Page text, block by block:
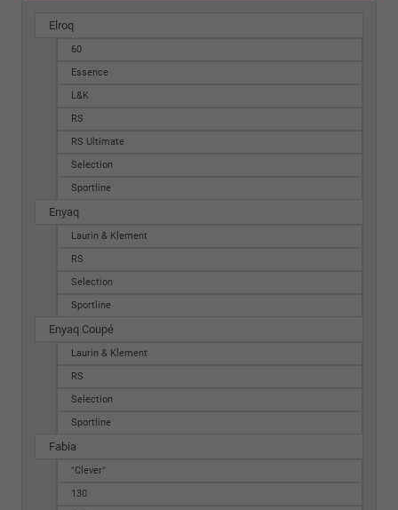
Elroq
60
Essence
L&K
RS
RS Ultimate
Selection
Sportline
Enyaq
Laurin & Klement
RS
Selection
Sportline
Enyaq Coupé
Laurin & Klement
RS
Selection
Sportline
Fabia
"Clever"
130